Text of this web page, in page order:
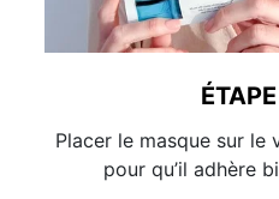
Placer le masque sur le
pour qu’il adhère